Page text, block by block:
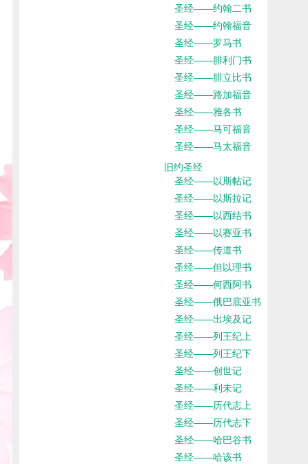
圣经——约翰二书
圣经——约翰福音
圣经——罗马书
圣经——腓利门书
圣经——腓立比书
圣经——路加福音
圣经——雅各书
圣经——马可福音
圣经——马太福音
旧约圣经
圣经——以斯帖记
圣经——以斯拉记
圣经——以西结书
圣经——以赛亚书
圣经——传道书
圣经——但以理书
圣经——何西阿书
圣经——俄巴底亚书
圣经——出埃及记
圣经——列王纪上
圣经——列王纪下
圣经——创世记
圣经——利未记
圣经——历代志上
圣经——历代志下
圣经——哈巴谷书
圣经——哈该书